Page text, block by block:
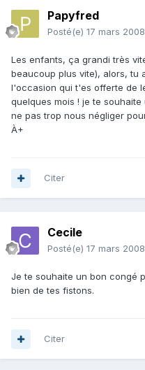
Papyfred
Posté(e) 17 mars 2008
Les enfants, ça grandi très
beaucoup plus vite), alors, tu
l'occasion qui t'es offerte de
quelques mois ! je te
ne pas trop nous négliger
À+
Citer
Cecile
Posté(e) 17 mars 2008
Je te souhaite un bon congé
bien de tes fistons.
Citer